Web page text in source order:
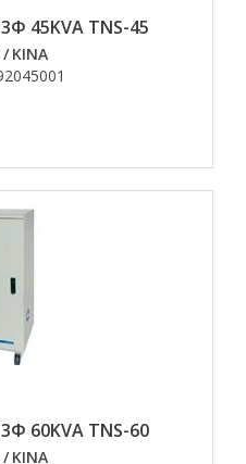
45KVA TNS-45
/ ΚΙΝΑ
60KVA TNS-60
/ ΚΙΝΑ